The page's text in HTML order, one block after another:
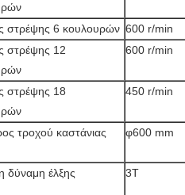
στρέψης 6 κουλουρών 600 r/min
στρέψης 12
600 r/min
στρέψης 18
450 r/min
τροχού καστάνιας φ600 mm
δύναμη έλξης 3T